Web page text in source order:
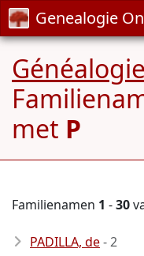
Genealogie
met P
Familienamen 1 -30
PADILLA, de- 2